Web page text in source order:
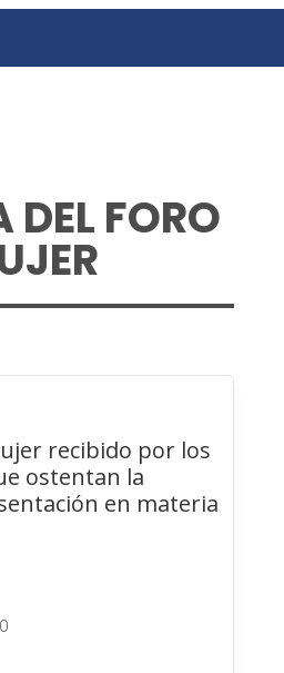
FORO
recibido por los
ostentan la
en materia